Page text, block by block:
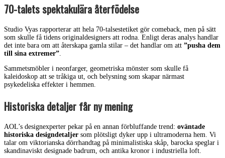
70-talets spektakulära återfödelse
Studio Vyas rapporterar att hela 70-talsestetiket gör comeback, men på sätt
som skulle få tidens originaldesigners att rodna. Enligt deras analys handlar
det inte bara om att återskapa gamla stilar – det handlar om att ”pusha dem
till sina extremer”.
Sammetsmöbler i neonfarger, geometriska mönster som skulle få
kaleidoskop att se tråkiga ut, och belysning som skapar närmast
psykedeliska effekter i hemmen.
Historiska detaljer får ny mening
AOL’s designexperter pekar på en annan förbluffande trend: oväntade
historiska designdetaljer som plötsligt dyker upp i ultramoderna hem. Vi
talar om viktorianska dörrhandtag på minimalistiska skåp, barocka speglar i
skandinaviskt designade badrum, och antika kronor i industriella loft.